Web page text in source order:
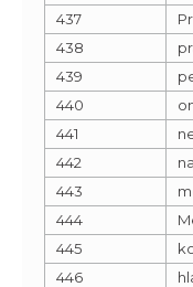
437
438
439
440
441
442
443
444
445
446